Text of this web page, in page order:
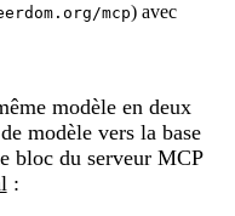
mcp) avec
modèle en deux
modèle vers la base
bloc du serveur MCP
: